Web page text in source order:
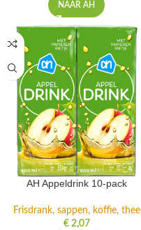
NAAR AH
AH Appeldrink 10-pack
Frisdrank, sappen, koffie, thee
€2,07